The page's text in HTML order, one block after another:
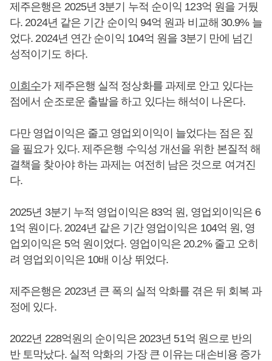
제주은행은 2025년 3분기 누적 순이익 123억 원을 거뒀
다. 2024년 같은 기간 순이익 94억 원과 비교해 30.9% 늘
었다. 2024년 연간 순이익 104억 원을 3분기 만에 넘긴
성적이기도 하다.
이희수가 제주은행 실적 정상화를 과제로 안고 있다는
점에서 순조로운 출발을 하고 있다는 해석이 나온다.
다만 영업이익은 줄고 영업외이익이 늘었다는 점은 짚
을 필요가 있다. 제주은행 수익성 개선을 위한 본질적 해
결책을 찾아야 하는 과제는 여전히 남은 것으로 여겨진
다.
2025년 3분기 누적 영업이익은 83억 원, 영업외이익은 6
1억 원이다. 2024년 같은 기간 영업이익은 104억 원, 영
업외이익은 5억 원이었다. 영업이익은 20.2% 줄고 오히
려 영업외이익은 10배 이상 뛰었다.
제주은행은 2023년 큰 폭의 실적 악화를 겪은 뒤 회복 과
정에 있다.
2022년 228억원의 순이익은 2023년 51억 원으로 반의
반 토막났다. 실적 악화의 가장 큰 이유는 대손비용 증가